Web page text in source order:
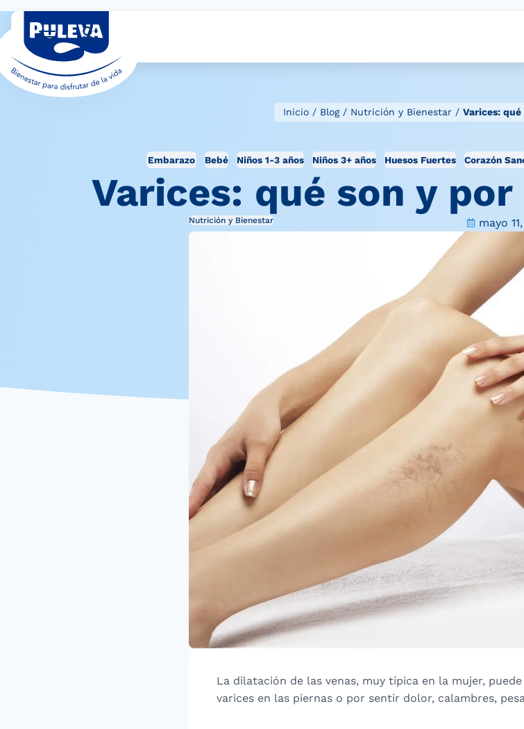
Inicio/ Blog/ Nutrición y Bienestar/ Varices:
Embarazo Bebé Niños 1-3 años Niños 3+ años Huesos Fuertes Corazón
Varices: qué son y
Nutrición y Bienestar mayo
La dilatación de las venas, muy típica en la mujer,
varices en las piernas o por sentir dolor, calambres,